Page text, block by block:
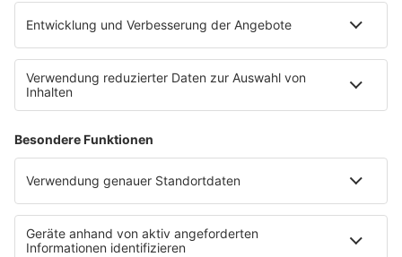
RECHTLICHES
Impressum
Datenschutz
Datenschutzeinstellungen
Datenverarbeitung bei Gewinnspielen
Teilnahmebedingungen
Gewinnspielregeln Social Media
KI-Leitlinie